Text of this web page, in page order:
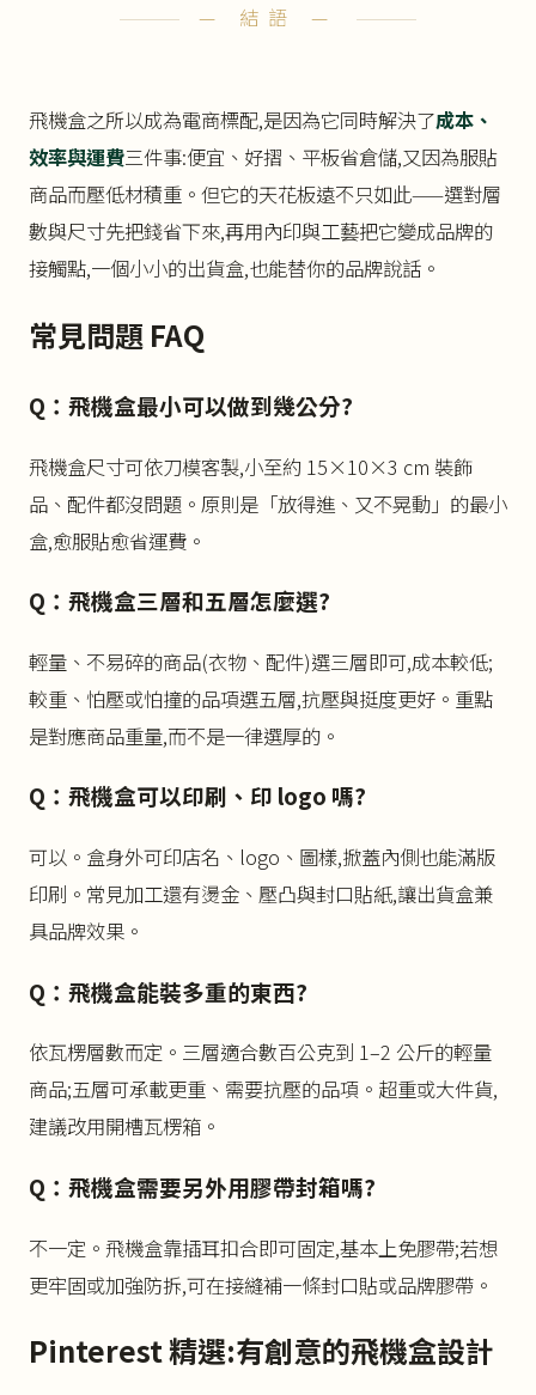
— 結語 —
飛機盒之所以成為電商標配,是因為它同時解決了成本、
效率與運費三件事:便宜、好摺、平板省倉儲,又因為服貼
商品而壓低材積重。但它的天花板遠不只如此——選對層
數與尺寸先把錢省下來,再用內印與工藝把它變成品牌的
接觸點,一個小小的出貨盒,也能替你的品牌說話。
常見問題 FAQ
Q：飛機盒最小可以做到幾公分?
飛機盒尺寸可依刀模客製,小至約 15×10×3 cm 裝飾
品、配件都沒問題。原則是「放得進、又不晃動」的最小
盒,愈服貼愈省運費。
Q：飛機盒三層和五層怎麼選?
輕量、不易碎的商品(衣物、配件)選三層即可,成本較低;
較重、怕壓或怕撞的品項選五層,抗壓與挺度更好。重點
是對應商品重量,而不是一律選厚的。
Q：飛機盒可以印刷、印 logo 嗎?
可以。盒身外可印店名、logo、圖樣,掀蓋內側也能滿版
印刷。常見加工還有燙金、壓凸與封口貼紙,讓出貨盒兼
具品牌效果。
Q：飛機盒能裝多重的東西?
依瓦楞層數而定。三層適合數百公克到 1–2 公斤的輕量
商品;五層可承載更重、需要抗壓的品項。超重或大件貨,
建議改用開槽瓦楞箱。
Q：飛機盒需要另外用膠帶封箱嗎?
不一定。飛機盒靠插耳扣合即可固定,基本上免膠帶;若想
更牢固或加強防拆,可在接縫補一條封口貼或品牌膠帶。
Pinterest 精選:有創意的飛機盒設計